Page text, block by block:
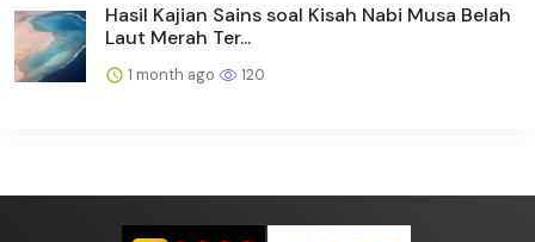
Hasil Kajian Sains soal Kisah Nabi Musa Belah
Laut Merah Ter...
1 month ago 120